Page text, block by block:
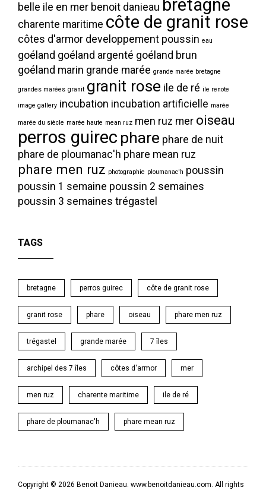
belle ile en mer benoit danieau bretagne
charente maritime côte de granit rose
côtes d'armor developpement poussin eau
goéland goéland argenté goéland brun
goéland marin grande marée grande marée bretagne
grandes marées granit granit rose ile de ré ile renote
image gallery incubation incubation artificielle marée
marée du siècle marée haute mean ruz men ruz mer oiseau
perros guirec phare phare de nuit
phare de ploumanac'h phare mean ruz
phare men ruz photographie ploumanac'h poussin
poussin 1 semaine poussin 2 semaines
poussin 3 semaines trégastel
TAGS
bretagne perros guirec côte de granit rose
granit rose phare oiseau phare men ruz
trégastel grande marée 7 îles
archipel des 7 îles côtes d'armor mer
men ruz charente maritime ile de ré
phare de ploumanac'h phare mean ruz
Copyright © 2026 Benoit Danieau. www.benoitdanieau.com. All rights